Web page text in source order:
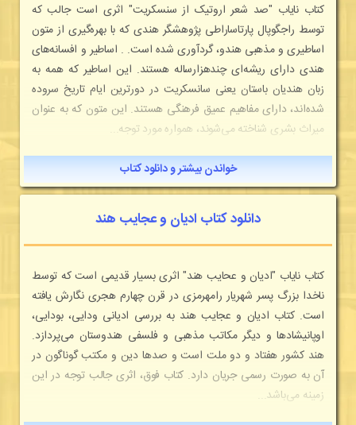
کتاب نایاب "صد شعر اروتیک از سنسکریت" اثری است جالب که
توسط راجگوپال پارتاساراطی پژوهشگر هندی که با بهره‌گیری از متون
اساطیری و مذهبی هندو، گردآوری شده است. . اساطیر و افسانه‌های
هندی دارای ریشه‌ای چندهزارساله هستند. این اساطیر که همه به
زبان هندیان باستان یعنی سانسکریت در دورترین ایام تاریخ سروده
شده‌اند، دارای مفاهیم عمیق فرهنگی هستند. این متون که به عنوان
میراث بشری شناخته می‌شوند، همواره مورد توجه...
خواندن بیشتر و دانلود کتاب
دانلود کتاب ادیان و عجایب هند
كتاب نایاب "ادیان و عحایب هند" اثری بسیار قدیمی است که توسط
ناخدا بزرگ پسر شهریار رامهرمزی در قرن چهارم هجری نگارش یافته
است. کتاب ادیان و عجایب هند به بررسی ادیانی ودایی، بودایی،
اوپانیشادها و دیگر مکاتب مذهبی و فلسفی هندوستان می‌پردازد.
هند کشور هفتاد و دو ملت است و صدها دین و مکتب گوناگون در
آن به صورت رسمی جریان دارد. کتاب فوق، اثری جالب توجه در این
زمینه می‌باشد...